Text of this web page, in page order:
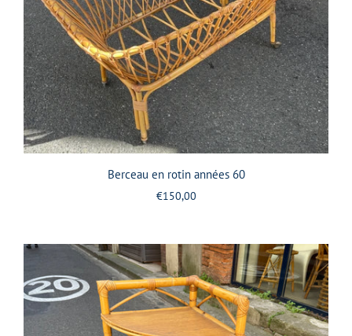
Berceau en rotin années 60
€150,00